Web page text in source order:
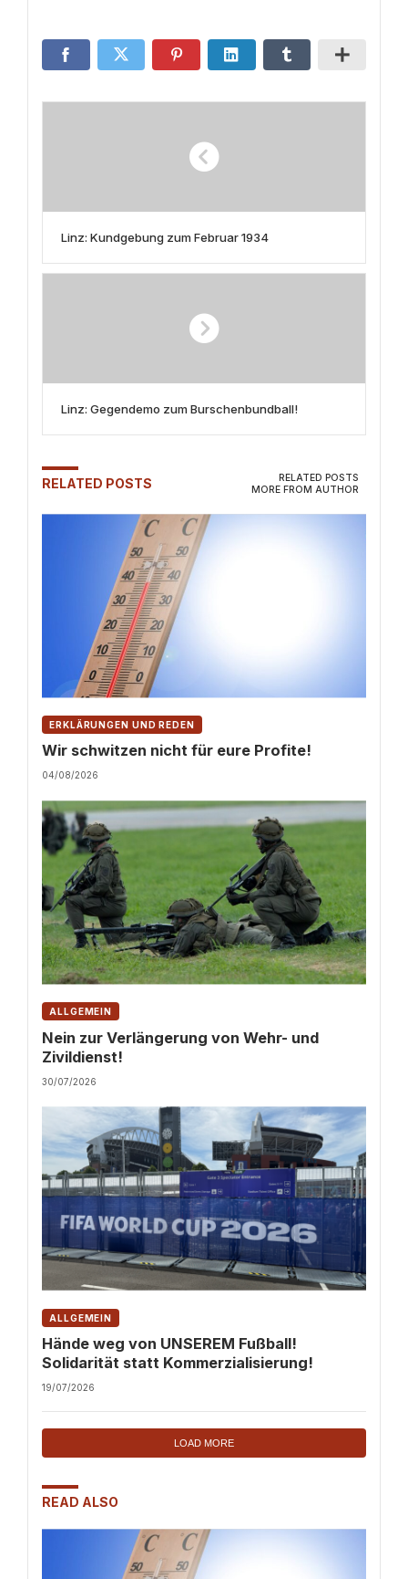
Linz: Kundgebung zum Februar 1934
Linz: Gegendemo zum Burschenbundball!
RELATED POSTS
RELATED POSTS
MORE FROM AUTHOR
ERKLÄRUNGEN UND REDEN
Wir schwitzen nicht für eure Profite!
04/08/2026
ALLGEMEIN
Nein zur Verlängerung von Wehr- und
Zivildienst!
30/07/2026
ALLGEMEIN
Hände weg von UNSEREM Fußball!
Solidarität statt Kommerzialisierung!
19/07/2026
LOAD MORE
READ ALSO